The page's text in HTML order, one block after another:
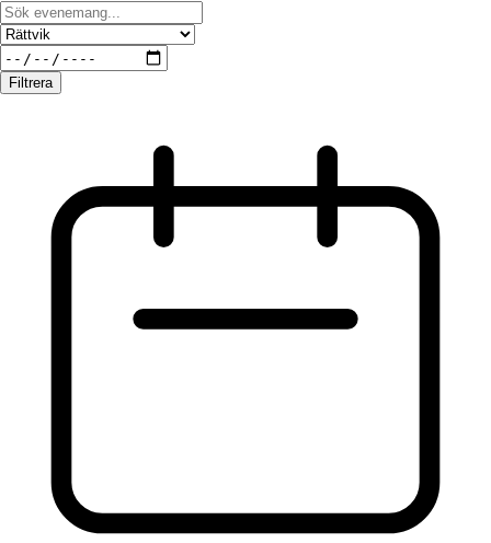
Filtrera